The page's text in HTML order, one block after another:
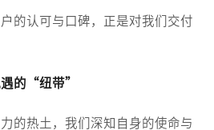
的认可与口碑，正是对我们交付
遇的“纽带”
的热土，我们深知自身的使命与